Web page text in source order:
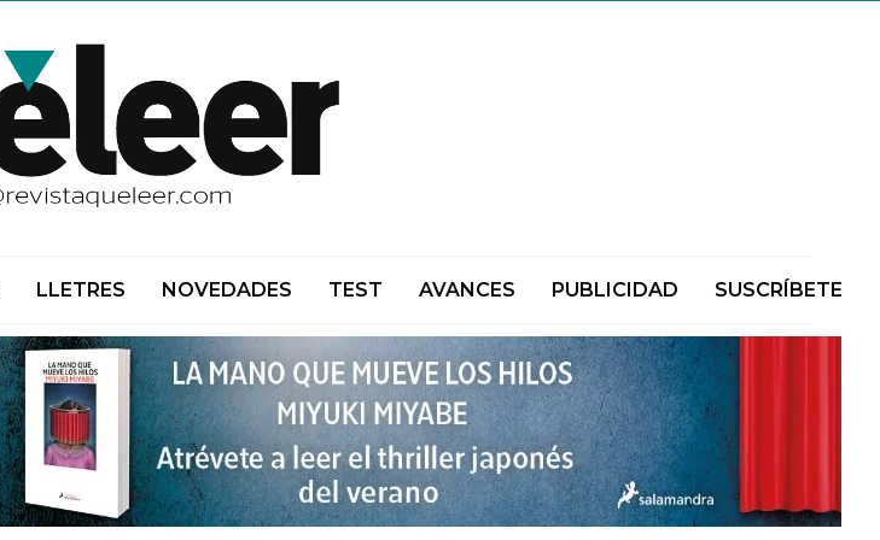
LLETRES NOVEDADES TEST AVANCES PUBLICIDAD SUSCRÍBETE